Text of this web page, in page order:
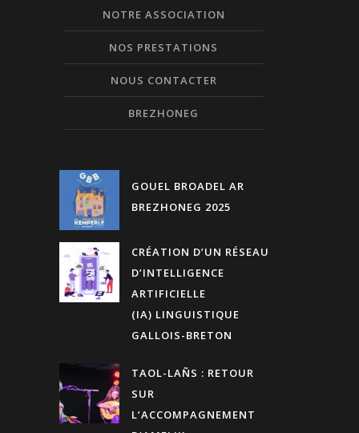
NOTRE ASSOCIATION
NOS PRESTATIONS
NOUS CONTACTER
BREZHONEG
GOUEL BROADEL AR
BREZHONEG 2025
CRÉATION D’UN RÉSEAU
D’INTELLIGENCE
ARTIFICIELLE
(IA) LINGUISTIQUE
GALLOIS-BRETON
TAOL-LAÑS : RETOUR
SUR
L’ACCOMPAGNEMENT